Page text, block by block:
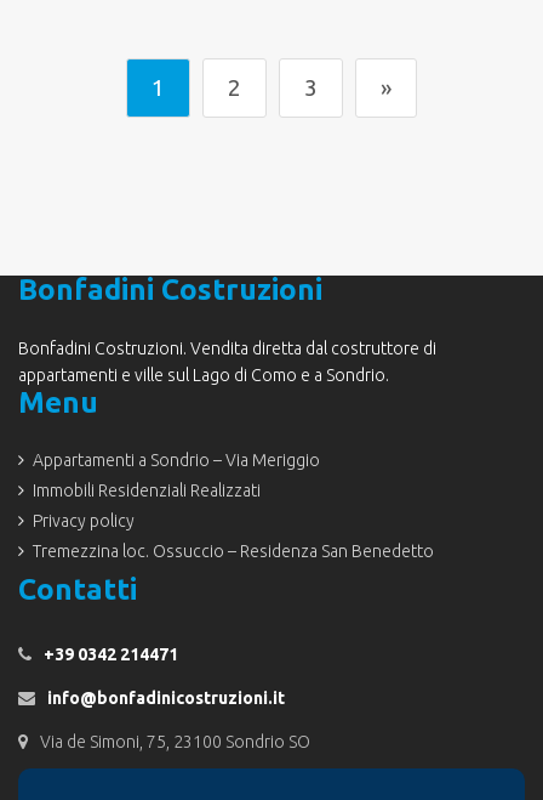
1 2 3 »
Bonfadini Costruzioni
Bonfadini Costruzioni. Vendita diretta dal costruttore di
appartamenti e ville sul Lago di Como e a Sondrio.
Menu
Appartamenti a Sondrio – Via Meriggio
Immobili Residenziali Realizzati
Privacy policy
Tremezzina loc. Ossuccio – Residenza San Benedetto
Contatti
+39 0342 214471
info@bonfadinicostruzioni.it
Via de Simoni, 75, 23100 Sondrio SO